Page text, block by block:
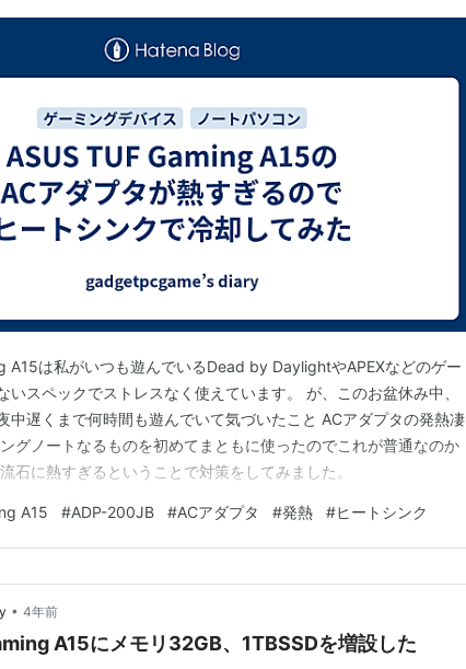
A15は私がいつも遊んでいるDead by DaylightやAPEXなどのゲー
いスペックでストレスなく使えています。 が、このお盆休み中、
中遅くまで何時間も遊んでいて気づいたこと ACアダプタの発熱凄
グノートなるものを初めてまともに使ったのでこれが普通なのか
石に熱すぎるということで対策をしてみました。
A15 #ADP-200JB #ACアダプタ #発熱 #ヒートシンク
• 4年前
A15にメモリ32GB、1TBSSDを増設した